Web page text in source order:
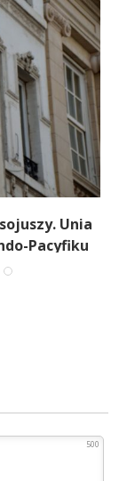
Unia
Pacyfiku
500